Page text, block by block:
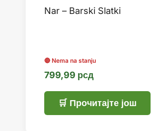
Nar – Barski Slatki
799,99 рсд
Прочитајте још